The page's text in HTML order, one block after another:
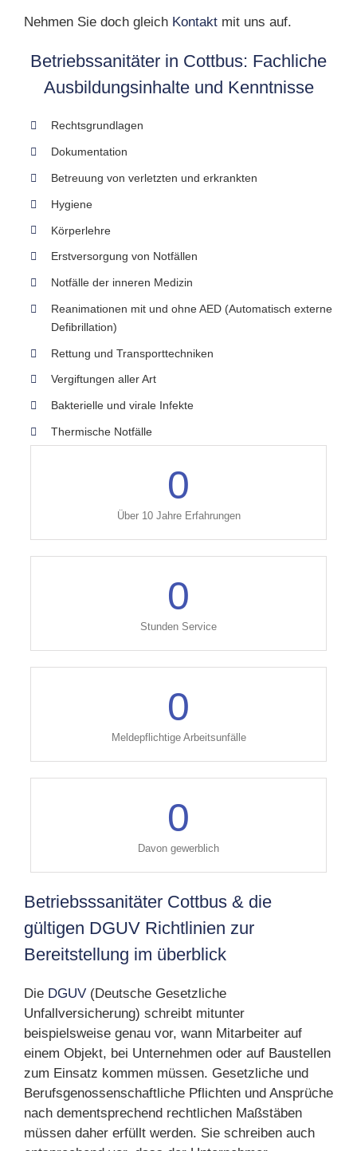
Nehmen Sie doch gleich Kontakt mit uns auf.
Betriebssanitäter in Cottbus: Fachliche
Ausbildungsinhalte und Kenntnisse
Rechtsgrundlagen
Dokumentation
Betreuung von verletzten und erkrankten
Hygiene
Körperlehre
Erstversorgung von Notfällen
Notfälle der inneren Medizin
Reanimationen mit und ohne AED (Automatisch externe
Defibrillation)
Rettung und Transporttechniken
Vergiftungen aller Art
Bakterielle und virale Infekte
Thermische Notfälle
0
Über 10 Jahre Erfahrungen
0
Stunden Service
0
Meldepflichtige Arbeitsunfälle
0
Davon gewerblich
Betriebsssanitäter Cottbus & die
gültigen DGUV Richtlinien zur
Bereitstellung im überblick
Die DGUV (Deutsche Gesetzliche
Unfallversicherung) schreibt mitunter
beispielsweise genau vor, wann Mitarbeiter auf
einem Objekt, bei Unternehmen oder auf Baustellen
zum Einsatz kommen müssen. Gesetzliche und
Berufsgenossenschaftliche Pflichten und Ansprüche
nach dementsprechend rechtlichen Maßstäben
müssen daher erfüllt werden. Sie schreiben auch